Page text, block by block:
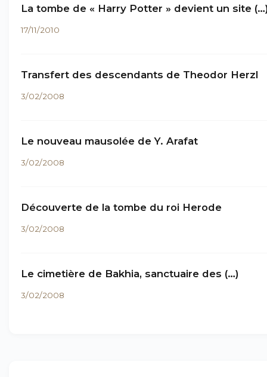
La tombe de « Harry Potter » devient un site
17/11/2010
Transfert des descendants de Theodor Herzl
3/02/2008
Le nouveau mausolée de Y. Arafat
3/02/2008
Découverte de la tombe du roi Herode
3/02/2008
Le cimetière de Bakhia, sanctuaire des (…)
3/02/2008